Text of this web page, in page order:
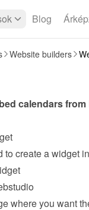
Blog
Website builders
where you want